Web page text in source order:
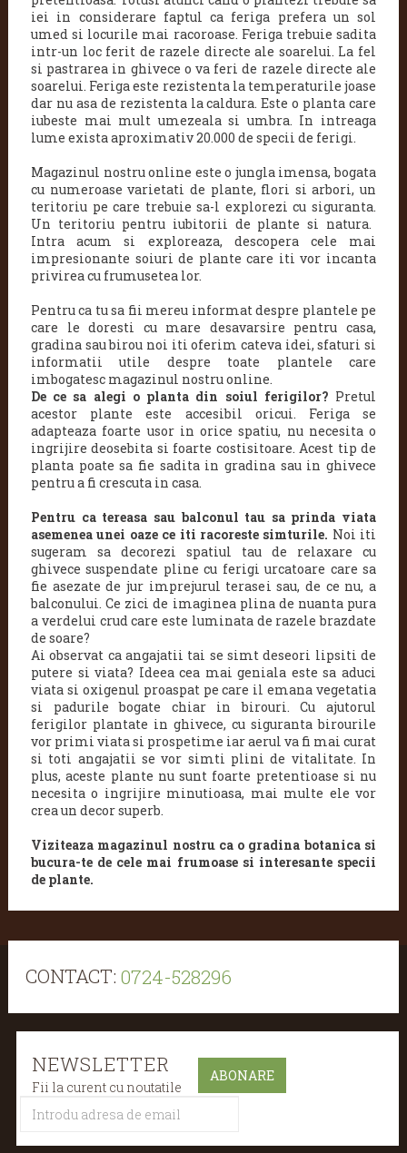
iei in considerare faptul ca feriga prefera un sol
umed si locurile mai racoroase. Feriga trebuie sadita
intr-un loc ferit de razele directe ale soarelui. La fel
si pastrarea in ghivece o va feri de razele directe ale
soarelui. Feriga este rezistenta la temperaturile joase
dar nu asa de rezistenta la caldura. Este o planta care
iubeste mai mult umezeala si umbra. In intreaga
lume exista aproximativ 20.000 de specii de ferigi.
Magazinul nostru online este o jungla imensa, bogata
cu numeroase varietati de plante, flori si arbori, un
teritoriu pe care trebuie sa-l explorezi cu siguranta.
Un teritoriu pentru iubitorii de plante si natura.
Intra acum si exploreaza, descopera cele mai
impresionante soiuri de plante care iti vor incanta
privirea cu frumusetea lor.
Pentru ca tu sa fii mereu informat despre plantele pe
care le doresti cu mare desavarsire pentru casa,
gradina sau birou noi iti oferim cateva idei, sfaturi si
informatii utile despre toate plantele care
imbogatesc magazinul nostru online.
De ce sa alegi o planta din soiul ferigilor? Pretul
acestor plante este accesibil oricui. Feriga se
adapteaza foarte usor in orice spatiu, nu necesita o
ingrijire deosebita si foarte costisitoare. Acest tip de
planta poate sa fie sadita in gradina sau in ghivece
pentru a fi crescuta in casa.
Pentru ca tereasa sau balconul tau sa prinda viata
asemenea unei oaze ce iti racoreste simturile. Noi iti
sugeram sa decorezi spatiul tau de relaxare cu
ghivece suspendate pline cu ferigi urcatoare care sa
fie asezate de jur imprejurul terasei sau, de ce nu, a
balconului. Ce zici de imaginea plina de nuanta pura
a verdelui crud care este luminata de razele brazdate
de soare?
Ai observat ca angajatii tai se simt deseori lipsiti de
putere si viata? Ideea cea mai geniala este sa aduci
viata si oxigenul proaspat pe care il emana vegetatia
si padurile bogate chiar in birouri. Cu ajutorul
ferigilor plantate in ghivece, cu siguranta birourile
vor primi viata si prospetime iar aerul va fi mai curat
si toti angajatii se vor simti plini de vitalitate. In
plus, aceste plante nu sunt foarte pretentioase si nu
necesita o ingrijire minutioasa, mai multe ele vor
crea un decor superb.
Viziteaza magazinul nostru ca o gradina botanica si
bucura-te de cele mai frumoase si interesante specii
de plante.
CONTACT: 0724-528296
NEWSLETTER
Fii la curent cu noutatile